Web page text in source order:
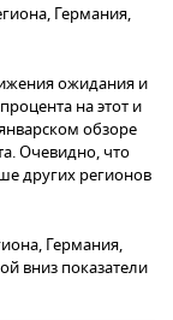
Германия,
ожидания и
на этот и
обзоре
Очевидно, что
других регионов
Германия,
вниз показатели